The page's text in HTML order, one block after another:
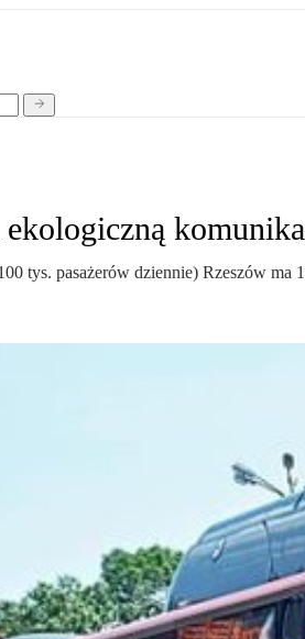
tys. pasażerów dziennie) Rzeszów ma